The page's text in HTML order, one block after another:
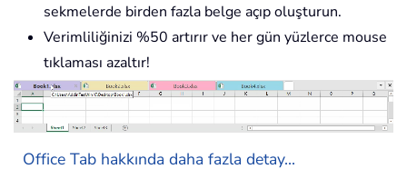
sekmelerde birden fazla belge açıp oluşturun.
Verimliliğinizi %50 artırır ve her gün yüzlerce mouse
tıklaması azaltır!
Office Tab hakkında daha fazla detay...